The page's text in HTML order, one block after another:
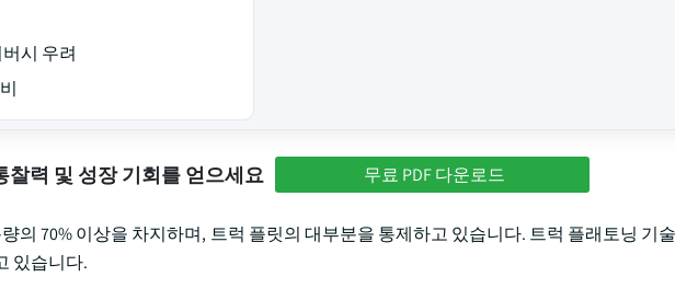
시 우려
찰력 및 성장 기회를 얻으세요 무료 PDF 다운로드
의 70% 이상을 차지하며, 트럭 플릿의 대부분을 통제하고 있습니다. 트럭 플래토닝 기
있습니다.